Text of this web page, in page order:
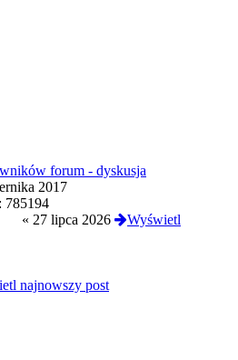
forum - dyskusja
2017
785194
« 27 lipca 2026
Wyświetl
najnowszy post